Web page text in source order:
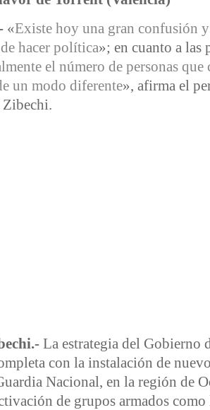
«Existe hoy una gran confusión
hacer política»; en cuanto a las
el número de personas que
un modo diferente», afirma el
La estrategia del Gobierno
con la instalación de
Nacional, en la región de
de grupos armados